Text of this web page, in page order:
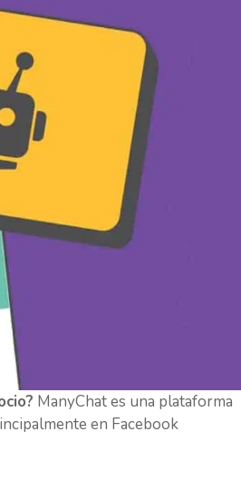
ManyChat es una plataforma
en Facebook